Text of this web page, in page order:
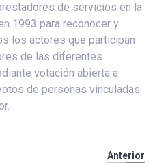
de servicios en la
1993 para reconocer y
los actores que participan
de las diferentes
votación abierta a
de personas vinculadas
Anterior